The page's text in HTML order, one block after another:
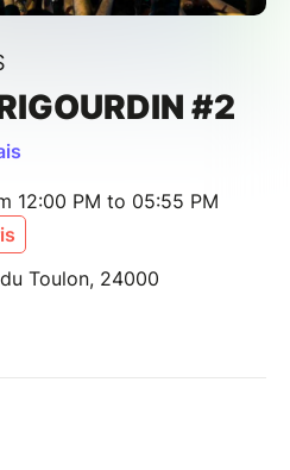
#2
12:00 PM to 05:55 PM
Toulon, 24000